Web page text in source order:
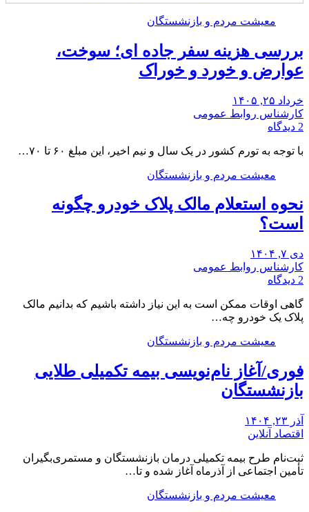
معیشت مردم و بازنشستگان
بررسی هزینه سفر جاده ای؛ سوخت،
عوارض و خورد و خوراک
خرداد ۲۵, ۱۴۰۵
کارشناس روابط عمومی
2 دیدگاه
با توجه به تورم کشور در یک سال و نیم اخیر، این مبلغ ۶۰ تا ۷۰…
معیشت مردم و بازنشستگان
نحوه استعلام مالک پلاک خودرو چگونه
است؟
دی ۷, ۱۴۰۴
کارشناس روابط عمومی
2 دیدگاه
گاهی اوقات ممکن است به این نیاز داشته باشیم که بدانیم مالک
پلاک یک خودرو چه…
معیشت مردم و بازنشستگان
فوری/آغاز نام‌نویسی بیمه تکمیلی طلایی
بازنشستگان
آذر ۲۳, ۱۴۰۴
اقتصاد آنلاین
ثبت‌نام طرح بیمه تکمیلی درمان بازنشستگان و مستمری‌بگیران
تأمین اجتماعی از آذرماه آغاز شده و تا…
معیشت مردم و بازنشستگان